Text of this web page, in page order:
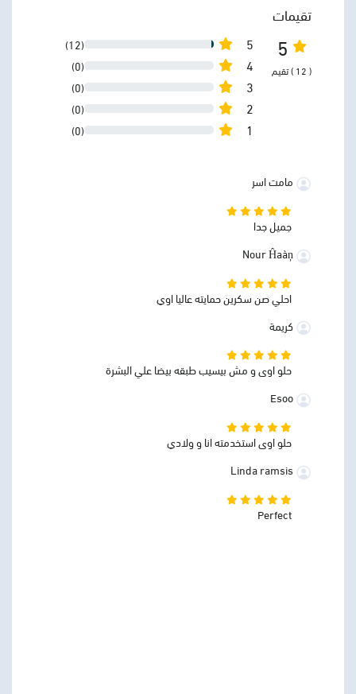
تقيمات
5
( 12 ) تقيم
5
(12)
4
(0)
3
(0)
2
(0)
1
(0)
مامت اسر
جميل جدا
احلي صن سكرين حمايته عاليا اوي
كريمة
حلو اوى و مش بيسيب طبقه بيضا علي البشرة
حلو اوى استخدمته انا و ولادي
Perfect